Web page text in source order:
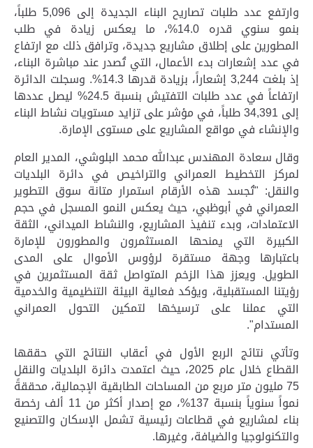
وارتفع عدد طلبات تصاريح البناء الجديدة إلى 5,096 طلباً،
بنمو سنوي قدره 14.0%، ما يعكس زيادة في طلب
المطورين على إطلاق مشاريع جديدة، وترافق ذلك مع ارتفاع
في عدد إشعارات بدء الأعمال، التي تُصدر عند مباشرة البناء،
إذ بلغت 3,244 إشعاراً، بزيادة قدرها 14.3%. وسجلت الدائرة
ارتفاعاً في عدد طلبات التفتيش بنسبة 24.5% ليصل عددها
إلى 34,391 طلباً، في مؤشر على تزايد مستويات نشاط البناء
والإنشاء في مواقع المشاريع على مستوى الإمارة.
وقال سعادة المهندس عبدالله محمد البلوشي، المدير العام
لمركز التخطيط العمراني والتراخيص في دائرة البلديات
والنقل: "تُجسد هذه الأرقام استمرار متانة سوق التطوير
العمراني في أبوظبي، حيث يعكس النمو المسجل في حجم
الاعتمادات، وبدء تنفيذ المشاريع، والنشاط الميداني، الثقة
الكبيرة التي يمنحها المستثمرون والمطورون للإمارة
باعتبارها وجهة مستقرة لرؤوس الأموال على المدى
الطويل. ويعززهذا الزخم المتواصل ثقة المستثمرين في
رؤيتنا المستقبلية، ويؤكد فعالية البيئة التنظيمية والخدمية
التي عملنا على ترسيخها لتمكين التحول العمراني
المستدام".
وتأتي نتائج الربع الأول في أعقاب النتائج التي حققها
القطاع خلال عام 2025، حيث اعتمدت دائرة البلديات والنقل
75 مليون متر مربع من المساحات الطابقية الإجمالية، محققةً
نمواً سنوياً بنسبة 137%، مع إصدار أكثر من 11 ألف رخصة
بناء لمشاريع في قطاعات رئيسيةتشمل الإسكان والتصنيع
والتكنولوجيا والضيافة، وغيرها.